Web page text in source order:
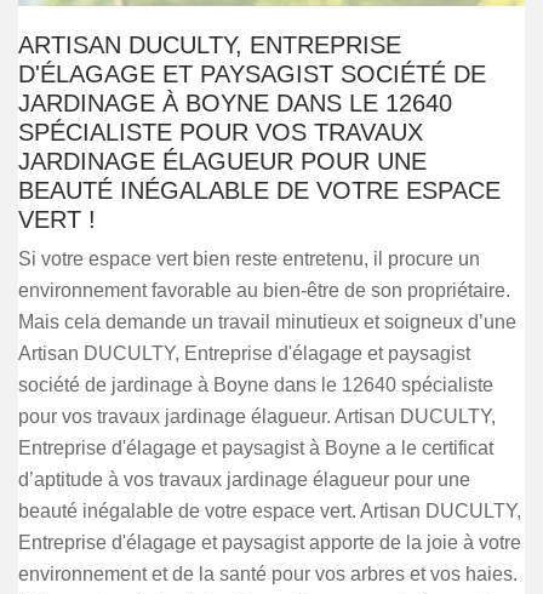
ARTISAN DUCULTY, ENTREPRISE
D'ÉLAGAGE ET PAYSAGIST SOCIÉTÉ DE
JARDINAGE À BOYNE DANS LE 12640
SPÉCIALISTE POUR VOS TRAVAUX
JARDINAGE ÉLAGUEUR POUR UNE
BEAUTÉ INÉGALABLE DE VOTRE ESPACE
VERT !
Si votre espace vert bien reste entretenu, il procure un
environnement favorable au bien-être de son propriétaire.
Mais cela demande un travail minutieux et soigneux d’une
Artisan DUCULTY, Entreprise d'élagage et paysagist
société de jardinage à Boyne dans le 12640 spécialiste
pour vos travaux jardinage élagueur. Artisan DUCULTY,
Entreprise d'élagage et paysagist à Boyne a le certificat
d’aptitude à vos travaux jardinage élagueur pour une
beauté inégalable de votre espace vert. Artisan DUCULTY,
Entreprise d'élagage et paysagist apporte de la joie à votre
environnement et de la santé pour vos arbres et vos haies.